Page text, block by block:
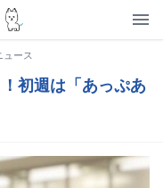
ュース
初週は「あっぷあ